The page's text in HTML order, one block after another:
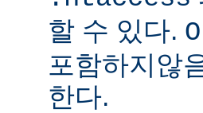
할 수 있다.
포함하지않
한다.